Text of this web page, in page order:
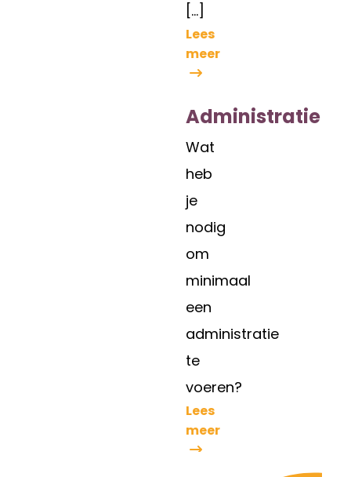
[…]
Lees
meer
Administratie
Wat
heb
je
nodig
om
minimaal
een
administratie
te
voeren?
Lees
meer